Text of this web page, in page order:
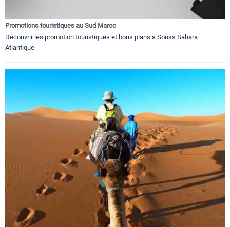
Promotions touristiques au Sud Maroc
Découvrir les promotion touristiques et bons plans a Souss Sahara
Atlantique